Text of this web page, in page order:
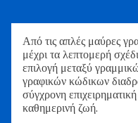
Από τις απλές μαύρες
μέχρι τα λεπτομερή
επιλογή μεταξύ
γραφικών κώδικων
σύγχρονη
καθημερινή ζωή.